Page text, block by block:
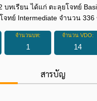
บทเรียน ได้แก่ ตะลุยโจทย์
จทย์ Intermediate จำนวน 336
จำนวนบท:
1
จำนวน VDO:
14
สารบัญ